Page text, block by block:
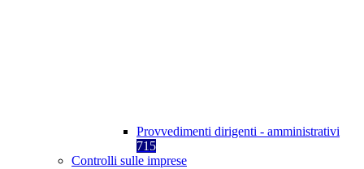
Provvedimenti dirigenti - amministrativi
715
Controlli sulle imprese